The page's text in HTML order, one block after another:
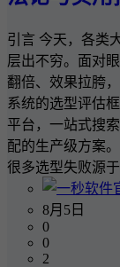
引言 今天，各类
层出不穷。面对
翻倍、效果拉胯
系统的选型评估
平台，一站式搜
配的生产级方案
很多选型失败源
8月5日
0
0
2